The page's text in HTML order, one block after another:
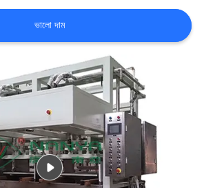
ভালো দাম